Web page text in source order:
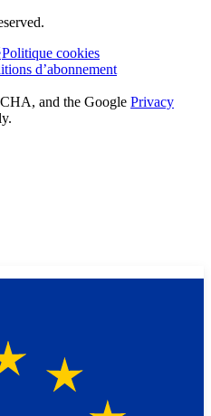
Politique cookies
d’abonnement
and the Google Privacy